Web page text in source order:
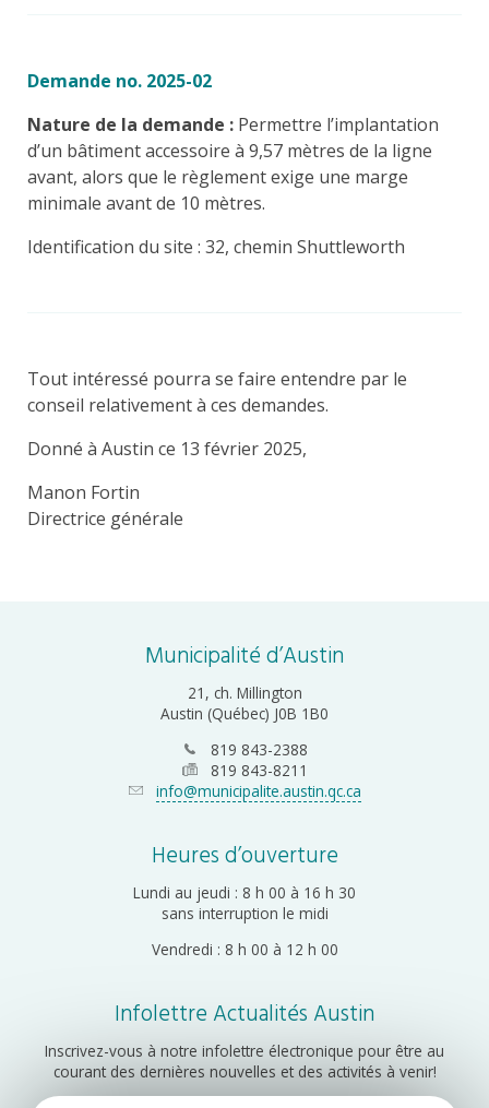
Demande no. 2025-02
Nature de la demande : Permettre l’implantation
d’un bâtiment accessoire à 9,57 mètres de la ligne
avant, alors que le règlement exige une marge
minimale avant de 10 mètres.
Identification du site : 32, chemin Shuttleworth
Tout intéressé pourra se faire entendre par le
conseil relativement à ces demandes.
Donné à Austin ce 13 février 2025,
Manon Fortin
Directrice générale
Municipalité d’Austin
21, ch. Millington
Austin (Québec) J0B 1B0
819 843-2388
819 843-8211
info@municipalite.austin.qc.ca
Heures d’ouverture
Lundi au jeudi : 8 h 00 à 16 h 30
sans interruption le midi
Vendredi : 8 h 00 à 12 h 00
Infolettre Actualités Austin
Inscrivez-vous à notre infolettre électronique pour être au
courant des dernières nouvelles et des activités à venir!